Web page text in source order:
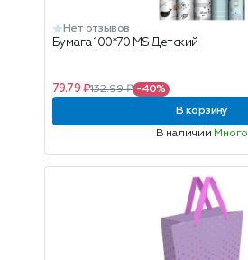
Нет отзывов
Бумага 100*70 MS Детский
79.79 ₽132.99 ₽ -40%
В корзину
В наличии Много